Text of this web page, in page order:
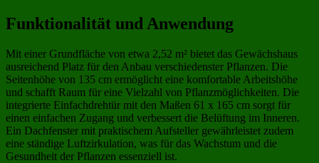
Funktionalität und Anwendung
Mit einer Grundfläche von etwa 2,52 m² bietet das Gewächshaus
ausreichend Platz für den Anbau verschiedenster Pflanzen. Die
Seitenhöhe von 135 cm ermöglicht eine komfortable Arbeitshöhe
und schafft Raum für eine Vielzahl von Pflanzmöglichkeiten. Die
integrierte Einfachdrehtür mit den Maßen 61 x 165 cm sorgt für
einen einfachen Zugang und verbessert die Belüftung im Inneren.
Ein Dachfenster mit praktischem Aufsteller gewährleistet zudem
eine ständige Luftzirkulation, was für das Wachstum und die
Gesundheit der Pflanzen essenziell ist.